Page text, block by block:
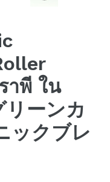
าพี ใน
ーンカ
ックブレ